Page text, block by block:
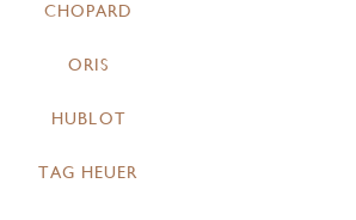
CHOPARD
ORIS
HUBLOT
TAG HEUER